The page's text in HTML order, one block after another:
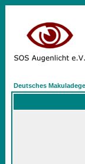
Deutsches